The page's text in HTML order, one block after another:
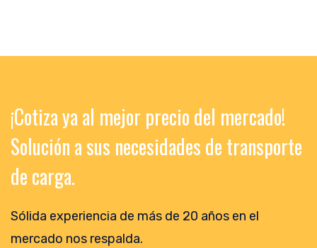
¡Cotiza ya al mejor precio del mercado!
Solución a sus necesidades de transporte
de carga.
Sólida experiencia de más de 20 años en el
mercado nos respalda.